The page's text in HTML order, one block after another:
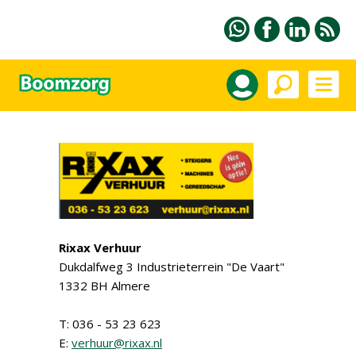
Rixax Verhuur
Dukdalfweg 3 Industrieterrein "De Vaart"
1332 BH Almere
T: 036 - 53 23 623
E: verhuur@rixax.nl